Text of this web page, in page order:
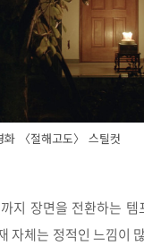
화 〈절해고도〉 스틸컷
지 장면을 전환하는
자체는 정적인 느낌이